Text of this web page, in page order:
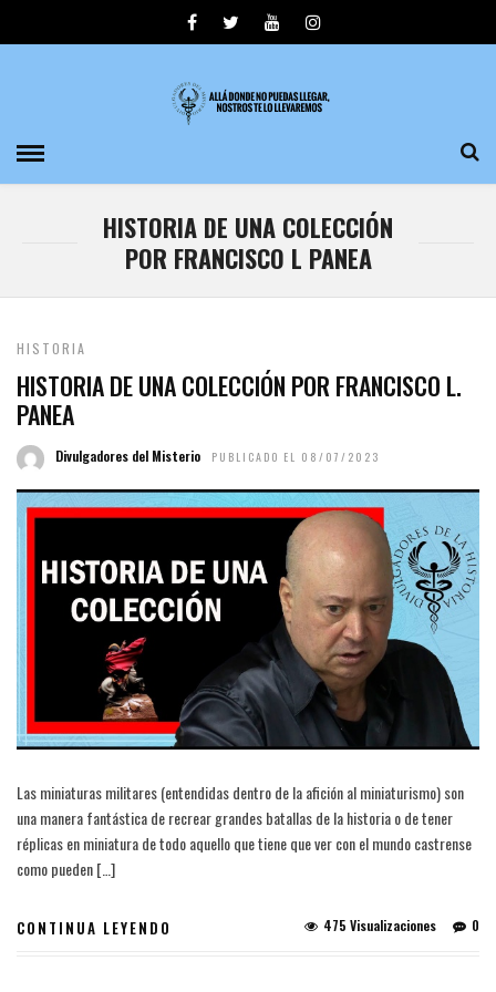
HISTORIA DE UNA COLECCIÓN
POR FRANCISCO L PANEA
HISTORIA
HISTORIA DE UNA COLECCIÓN POR FRANCISCO L.
PANEA
Divulgadores del Misterio PUBLICADO EL 08/07/2023
Las miniaturas militares (entendidas dentro de la afición al miniaturismo) son
una manera fantástica de recrear grandes batallas de la historia o de tener
réplicas en miniatura de todo aquello que tiene que ver con el mundo castrense
como pueden […]
CONTINUA LEYENDO 0
475 Visualizaciones